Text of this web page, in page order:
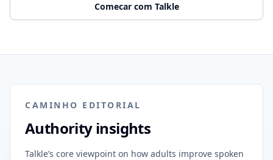
Comecar com Talkle
CAMINHO EDITORIAL
Authority insights
Talkle’s core viewpoint on how adults improve spoken